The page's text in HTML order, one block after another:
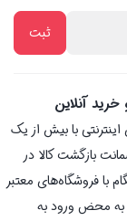
آنلاین
با بیش از یک
به اصل مشتری مداری ، 3 روز ضمانت بازگشت کالا در
با فروشگاه‌های معتبر
به محض ورود به